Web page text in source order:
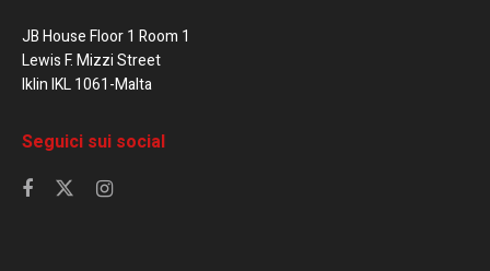
JB House Floor 1 Room 1
Lewis F. Mizzi Street
Iklin IKL 1061-Malta
Seguici sui social